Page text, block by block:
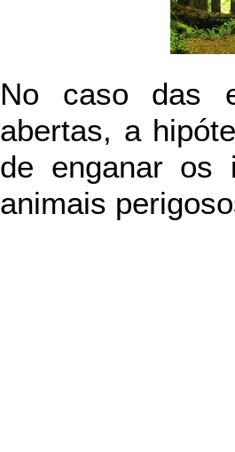
No caso das
abertas, a
de enganar os
animais